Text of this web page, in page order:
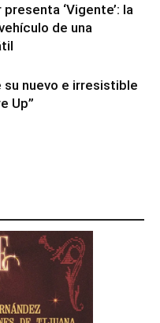
‘Vigente’: la
de una
su nuevo e irresistible
Up”